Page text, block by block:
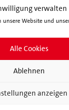
verwalten
Website und
Alle Cookies
Ablehnen
anzeigen
2020 um 19.00
in digitaler Form
Jörg Steinbach
SPD das letzte
machen konnte.
der SPD